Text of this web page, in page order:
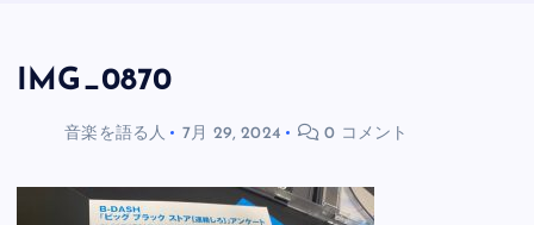
IMG_0870
音楽を語る人 7月 29, 2024 0 コメント